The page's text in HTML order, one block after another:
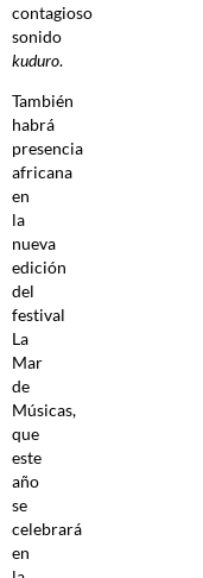
contagioso
sonido
kuduro.
También
habrá
presencia
africana
en
la
nueva
edición
del
festival
La
Mar
de
Músicas,
que
este
año
se
celebrará
en